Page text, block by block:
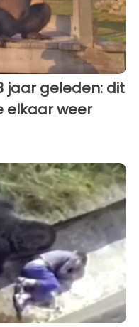
jaar geleden: dit
elkaar weer